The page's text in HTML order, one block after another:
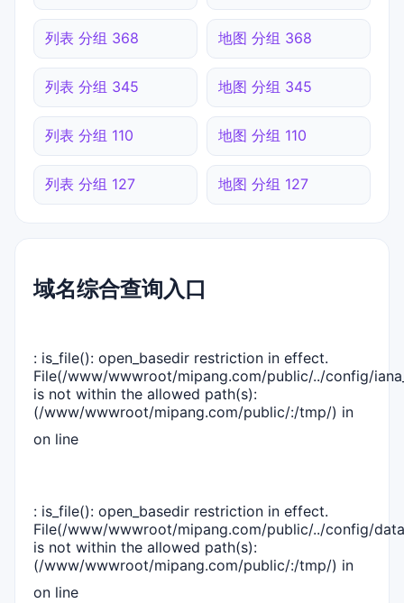
列表 分组 368 地图 分组 368
列表 分组 345 地图 分组 345
列表 分组 110 地图 分组 110
列表 分组 127 地图 分组 127
域名综合查询入口
: is_file(): open_basedir restriction in effect.
File(/www/wwwroot/mipang.com/public/../config/
is not within the allowed path(s):
(/www/wwwroot/mipang.com/public/:/tmp/) in
on line
: is_file(): open_basedir restriction in effect.
File(/www/wwwroot/mipang.com/public/../config/
is not within the allowed path(s):
(/www/wwwroot/mipang.com/public/:/tmp/) in
on line